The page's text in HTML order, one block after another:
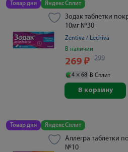
Товар дня Яндекс Сплит
Зодак таблетки
10мг №30
Zentiva / Lechiva
В наличии
269 ₽ 299
4 × 68 В Сплит
В корзину
Товар дня Яндекс Сплит
Аллегра таблетки
№10